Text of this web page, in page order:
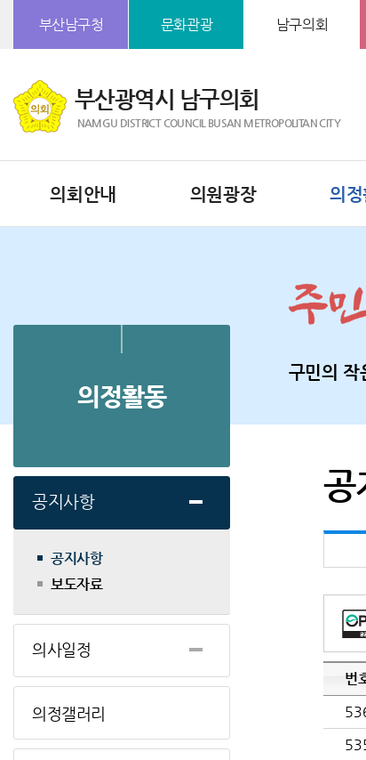
부산남구청
문화관광 남구의회
부산광역시 남구의회
NAMGU DISTRICT COUNCIL BUSAN METROPOLITAN CITY
의회안내 의원광장 의
구민의 작
의정활동
공지사항
공지사항
보도자료
의사일정
의정갤러리
공
번